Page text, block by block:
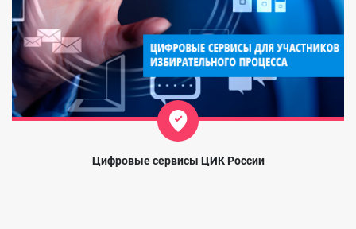
Цифровые сервисы ЦИК России